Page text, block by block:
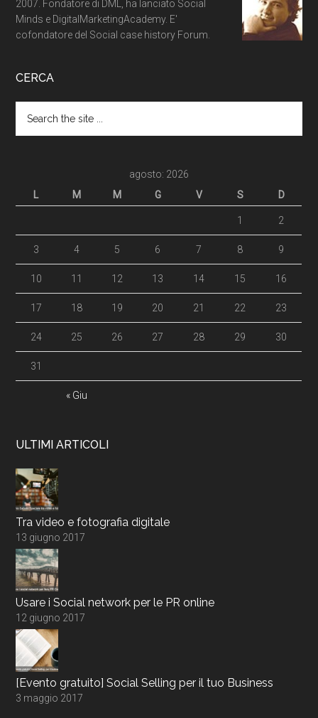
2007. Fondatore di DML, ha lanciato Social
Minds e DigitalMarketingAcademy. E'
cofondatore del Social case history Forum.
CERCA
agosto: 2026
L
M M G V S D
« Giu
1 2
3 4 5 6 7 8 9
10 11 12 13 14 15 16
17 18 19 20 21 22 23
24 25 26 27 28 29 30
31
ULTIMI ARTICOLI
Tra video e fotografia digitale
13 giugno 2017
Usare i Social network per le PR online
12 giugno 2017
[Evento gratuito] Social Selling per il tuo Business
3 maggio 2017